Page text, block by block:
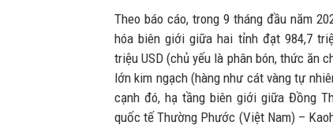
Theo báo cáo, trong 9 tháng đầu năm
hóa biên giới giữa hai tỉnh đạt 984,7
triệu USD (chủ yếu là phân bón, thức ăn
lớn kim ngạch (hàng như cát vàng tự
cạnh đó, hạ tầng biên giới giữa Đồng
quốc tế Thường Phước (Việt Nam) –